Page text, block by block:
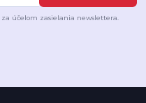
za účelom zasielania newslettera.